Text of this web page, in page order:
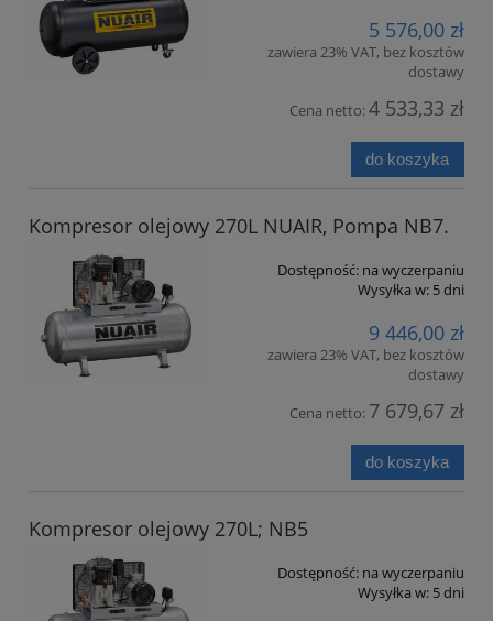
5 576,00 zł
zawiera 23% VAT, bez kosztów
dostawy
Cena netto:4 533,33 zł
do koszyka
Kompresor olejowy 270L NUAIR, Pompa NB7.
Dostępność: na wyczerpaniu
Wysyłka w: 5 dni
9 446,00 zł
zawiera 23% VAT, bez kosztów
dostawy
Cena netto: 7 679,67 zł
do koszyka
Kompresor olejowy 270L; NB5
Dostępność: na wyczerpaniu
Wysyłka w: 5 dni